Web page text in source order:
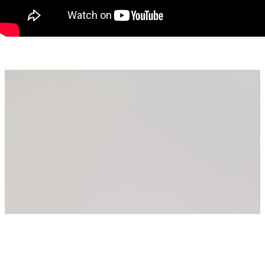
Compartimentare practică și spații bine gândite
Suprafață mare, perfectă pentru confort și flexibilitate